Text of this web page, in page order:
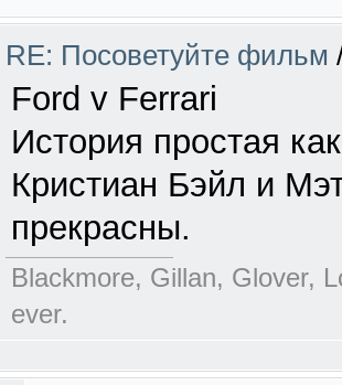
RE: Посоветуйте фильм
Ford v Ferrari
История простая
Кристиан Бэйл и
прекрасны.
Blackmore, Gillan, Glover,
ever.